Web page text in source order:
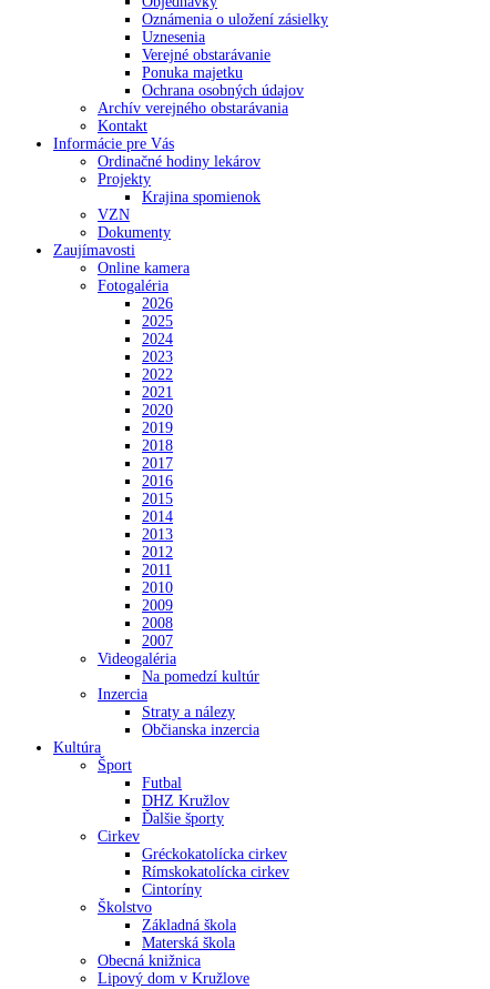
Oznámenia o uložení zásielky
Uznesenia
Verejné obstarávanie
Ponuka majetku
Ochrana osobných údajov
Archív verejného obstarávania
Kontakt
Informácie pre Vás
Ordinačné hodiny lekárov
Projekty
Krajina spomienok
VZN
Dokumenty
Zaujímavosti
Online kamera
Fotogaléria
2026
2025
2024
2023
2022
2021
2020
2019
2018
2017
2016
2015
2014
2013
2012
2011
2010
2009
2008
2007
Videogaléria
Na pomedzí kultúr
Inzercia
Straty a nálezy
Občianska inzercia
Kultúra
Šport
Futbal
DHZ Kružlov
Ďalšie športy
Cirkev
Gréckokatolícka cirkev
Rímskokatolícka cirkev
Cintoríny
Školstvo
Základná škola
Materská škola
Obecná knižnica
Lipový dom v Kružlove